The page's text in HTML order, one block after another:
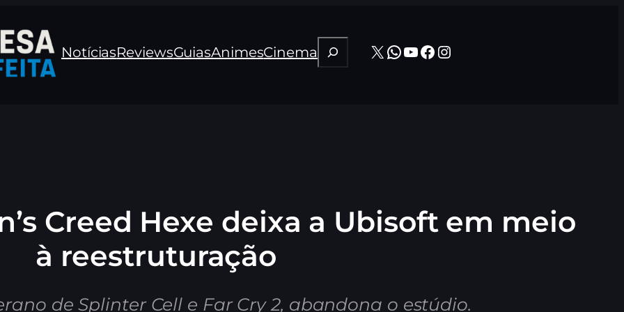
NotíciasReviewsGuiasAnimesCinema Pesquisar
X WhatsApp
Youtube
Facebook
Instagram
Creed Hexe deixa a Ubisoft em meio
à reestruturação
de Splinter Cell e Far Cry 2, abandona o estúdio.